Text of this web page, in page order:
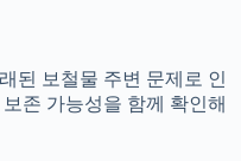
된 보철물 주변 문제로 인
존 가능성을 함께 확인해